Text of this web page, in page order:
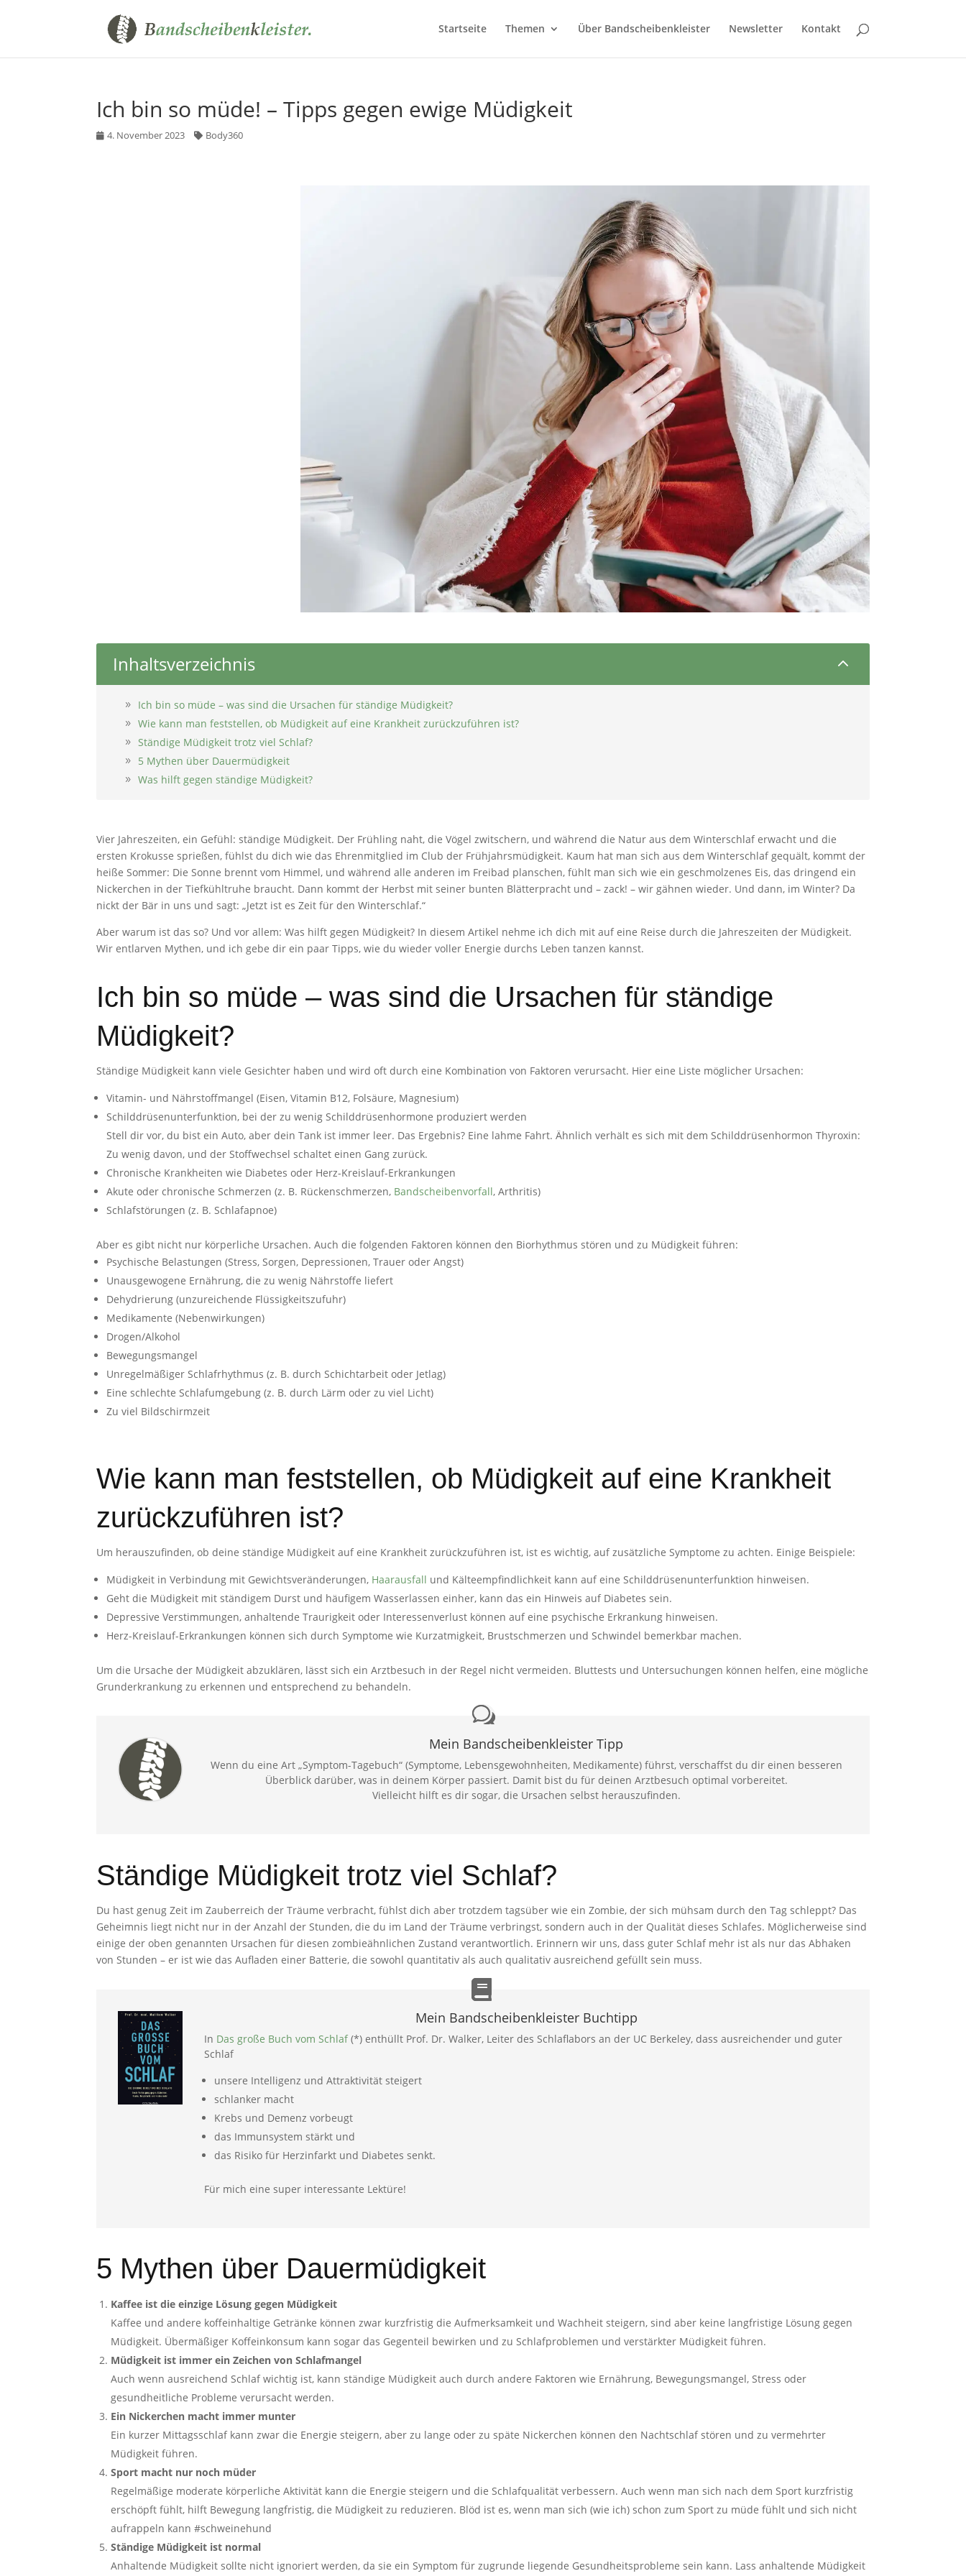
Startseite Themen Über Bandscheibenkleister Newsletter Kontakt
Ich bin so müde! – Tipps gegen ewige Müdigkeit
4. November 2023 Body360
Inhaltsverzeichnis 2
Ich bin so müde – was sind die Ursachen für ständige Müdigkeit?
Wie kann man feststellen, ob Müdigkeit auf eine Krankheit zurückzuführen ist?
Ständige Müdigkeit trotz viel Schlaf?
5 Mythen über Dauermüdigkeit
Was hilft gegen ständige Müdigkeit?
Vier Jahreszeiten, ein Gefühl: ständige Müdigkeit. Der Frühling naht, die Vögel zwitschern, und während die Natur aus dem Winterschlaf erwacht und die
ersten Krokusse sprießen, fühlst du dich wie das Ehrenmitglied im Club der Frühjahrsmüdigkeit. Kaum hat man sich aus dem Winterschlaf gequält, kommt der
heiße Sommer: Die Sonne brennt vom Himmel, und während alle anderen im Freibad planschen, fühlt man sich wie ein geschmolzenes Eis, das dringend ein
Nickerchen in der Tiefkühltruhe braucht. Dann kommt der Herbst mit seiner bunten Blätterpracht und – zack! – wir gähnen wieder. Und dann, im Winter? Da
nickt der Bär in uns und sagt: „Jetzt ist es Zeit für den Winterschlaf.“
Aber warum ist das so? Und vor allem: Was hilft gegen Müdigkeit? In diesem Artikel nehme ich dich mit auf eine Reise durch die Jahreszeiten der Müdigkeit.
Wir entlarven Mythen, und ich gebe dir ein paar Tipps, wie du wieder voller Energie durchs Leben tanzen kannst.
Ich bin so müde – was sind die Ursachen für ständige
Müdigkeit?
Ständige Müdigkeit kann viele Gesichter haben und wird oft durch eine Kombination von Faktoren verursacht. Hier eine Liste möglicher Ursachen:
Vitamin- und Nährstoffmangel (Eisen, Vitamin B12, Folsäure, Magnesium)
Schilddrüsenunterfunktion, bei der zu wenig Schilddrüsenhormone produziert werden
Stell dir vor, du bist ein Auto, aber dein Tank ist immer leer. Das Ergebnis? Eine lahme Fahrt. Ähnlich verhält es sich mit dem Schilddrüsenhormon Thyroxin:
Zu wenig davon, und der Stoffwechsel schaltet einen Gang zurück.
Chronische Krankheiten wie Diabetes oder Herz-Kreislauf-Erkrankungen
Akute oder chronische Schmerzen (z. B. Rückenschmerzen, Bandscheibenvorfall, Arthritis)
Schlafstörungen (z. B. Schlafapnoe)
Aber es gibt nicht nur körperliche Ursachen. Auch die folgenden Faktoren können den Biorhythmus stören und zu Müdigkeit führen:
Psychische Belastungen (Stress, Sorgen, Depressionen, Trauer oder Angst)
Unausgewogene Ernährung, die zu wenig Nährstoffe liefert
Dehydrierung (unzureichende Flüssigkeitszufuhr)
Medikamente (Nebenwirkungen)
Drogen/Alkohol
Bewegungsmangel
Unregelmäßiger Schlafrhythmus (z. B. durch Schichtarbeit oder Jetlag)
Eine schlechte Schlafumgebung (z. B. durch Lärm oder zu viel Licht)
Zu viel Bildschirmzeit
Wie kann man feststellen, ob Müdigkeit auf eine Krankheit
zurückzuführen ist?
Um herauszufinden, ob deine ständige Müdigkeit auf eine Krankheit zurückzuführen ist, ist es wichtig, auf zusätzliche Symptome zu achten. Einige Beispiele:
Müdigkeit in Verbindung mit Gewichtsveränderungen, Haarausfall und Kälteempfindlichkeit kann auf eine Schilddrüsenunterfunktion hinweisen.
Geht die Müdigkeit mit ständigem Durst und häufigem Wasserlassen einher, kann das ein Hinweis auf Diabetes sein.
Depressive Verstimmungen, anhaltende Traurigkeit oder Interessenverlust können auf eine psychische Erkrankung hinweisen.
Herz-Kreislauf-Erkrankungen können sich durch Symptome wie Kurzatmigkeit, Brustschmerzen und Schwindel bemerkbar machen.
Um die Ursache der Müdigkeit abzuklären, lässt sich ein Arztbesuch in der Regel nicht vermeiden. Bluttests und Untersuchungen können helfen, eine mögliche
Grunderkrankung zu erkennen und entsprechend zu behandeln.
Mein Bandscheibenkleister Tipp
Wenn du eine Art „Symptom-Tagebuch“ (Symptome, Lebensgewohnheiten, Medikamente) führst, verschaffst du dir einen besseren
Überblick darüber, was in deinem Körper passiert. Damit bist du für deinen Arztbesuch optimal vorbereitet.
Vielleicht hilft es dir sogar, die Ursachen selbst herauszufinden.
Ständige Müdigkeit trotz viel Schlaf?
Du hast genug Zeit im Zauberreich der Träume verbracht, fühlst dich aber trotzdem tagsüber wie ein Zombie, der sich mühsam durch den Tag schleppt? Das
Geheimnis liegt nicht nur in der Anzahl der Stunden, die du im Land der Träume verbringst, sondern auch in der Qualität dieses Schlafes. Möglicherweise sind
einige der oben genannten Ursachen für diesen zombieähnlichen Zustand verantwortlich. Erinnern wir uns, dass guter Schlaf mehr ist als nur das Abhaken
von Stunden – er ist wie das Aufladen einer Batterie, die sowohl quantitativ als auch qualitativ ausreichend gefüllt sein muss.
Mein Bandscheibenkleister Buchtipp
In Das große Buch vom Schlaf(*) enthüllt Prof. Dr. Walker, Leiter des Schlaflabors an der UC Berkeley, dass ausreichender und guter
Schlaf
unsere Intelligenz und Attraktivität steigert
schlanker macht
Krebs und Demenz vorbeugt
das Immunsystem stärkt und
das Risiko für Herzinfarkt und Diabetes senkt.
Für mich eine super interessante Lektüre!
5 Mythen über Dauermüdigkeit
Kaffee ist die einzige Lösung gegen Müdigkeit
Kaffee und andere koffeinhaltige Getränke können zwar kurzfristig die Aufmerksamkeit und Wachheit steigern, sind aber keine langfristige Lösung gegen
Müdigkeit. Übermäßiger Koffeinkonsum kann sogar das Gegenteil bewirken und zu Schlafproblemen und verstärkter Müdigkeit führen.
Müdigkeit ist immer ein Zeichen von Schlafmangel
Auch wenn ausreichend Schlaf wichtig ist, kann ständige Müdigkeit auch durch andere Faktoren wie Ernährung, Bewegungsmangel, Stress oder
gesundheitliche Probleme verursacht werden.
Ein Nickerchen macht immer munter
Ein kurzer Mittagsschlaf kann zwar die Energie steigern, aber zu lange oder zu späte Nickerchen können den Nachtschlaf stören und zu vermehrter
Müdigkeit führen.
Sport macht nur noch müder
Regelmäßige moderate körperliche Aktivität kann die Energie steigern und die Schlafqualität verbessern. Auch wenn man sich nach dem Sport kurzfristig
erschöpft fühlt, hilft Bewegung langfristig, die Müdigkeit zu reduzieren. Blöd ist es, wenn man sich (wie ich) schon zum Sport zu müde fühlt und sich nicht
aufrappeln kann #schweinehund
Ständige Müdigkeit ist normal
Anhaltende Müdigkeit sollte nicht ignoriert werden, da sie ein Symptom für zugrunde liegende Gesundheitsprobleme sein kann. Lass anhaltende Müdigkeit